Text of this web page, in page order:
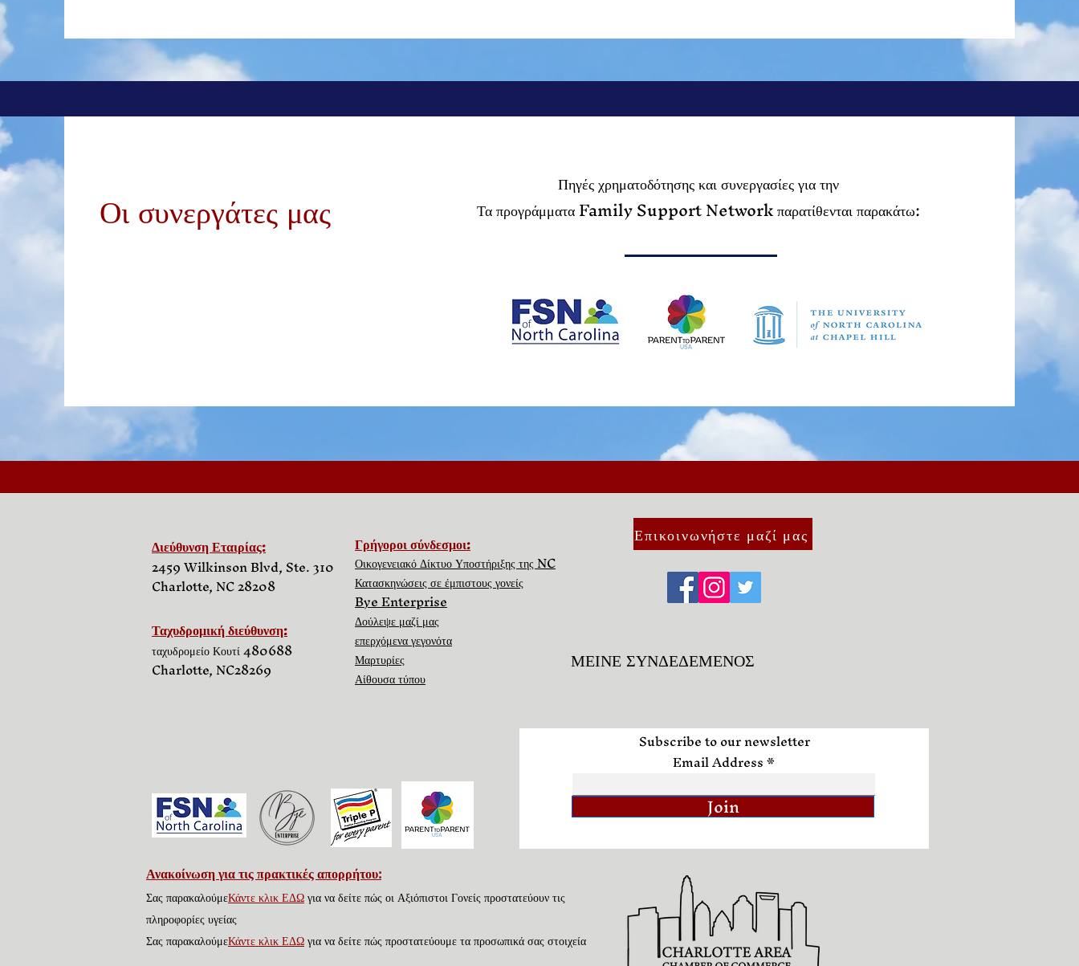
Οι συνεργάτες μας Πηγές χρηματοδότησης και συνεργασίες για την
Τα προγράμματα Family Support Network παρατίθενται παρακάτω:
Διεύθυνση Εταιρίας:
2459 Wilkinson Blvd, Ste. 310
Charlotte, NC 28208
Ταχυδρομική διεύθυνση:
ταχυδρομείο Κουτί 480688
Charlotte, NC28269
Γρήγοροι σύνδεσμοι:
Οικογενειακό Δίκτυο Υποστήριξης της NC
Κατασκηνώσεις σε έμπιστους γονείς
Bye Enterprise
Δούλεψε μαζί μας
επερχόμενα γεγονότα
Μαρτυρίες
Αίθουσα τύπου
Επικοινωνήστε μαζί μας
ΜΕΙΝΕ ΣΥΝΔΕΔΕΜΕΝΟΣ
Subscribe to our newsletter
Email Address
Join
Ανακοίνωση για τις πρακτικές απορρήτου:
Σας παρακαλούμεΚάντε κλικ ΕΔΩγια να δείτε πώς οι Αξιόπιστοι Γονείς προστατεύουν τις
πληροφορίες υγείας
Σας παρακαλούμεΚάντε κλικ ΕΔΩγια να δείτε πώς προστατεύουμε τα προσωπικά σας στοιχεία